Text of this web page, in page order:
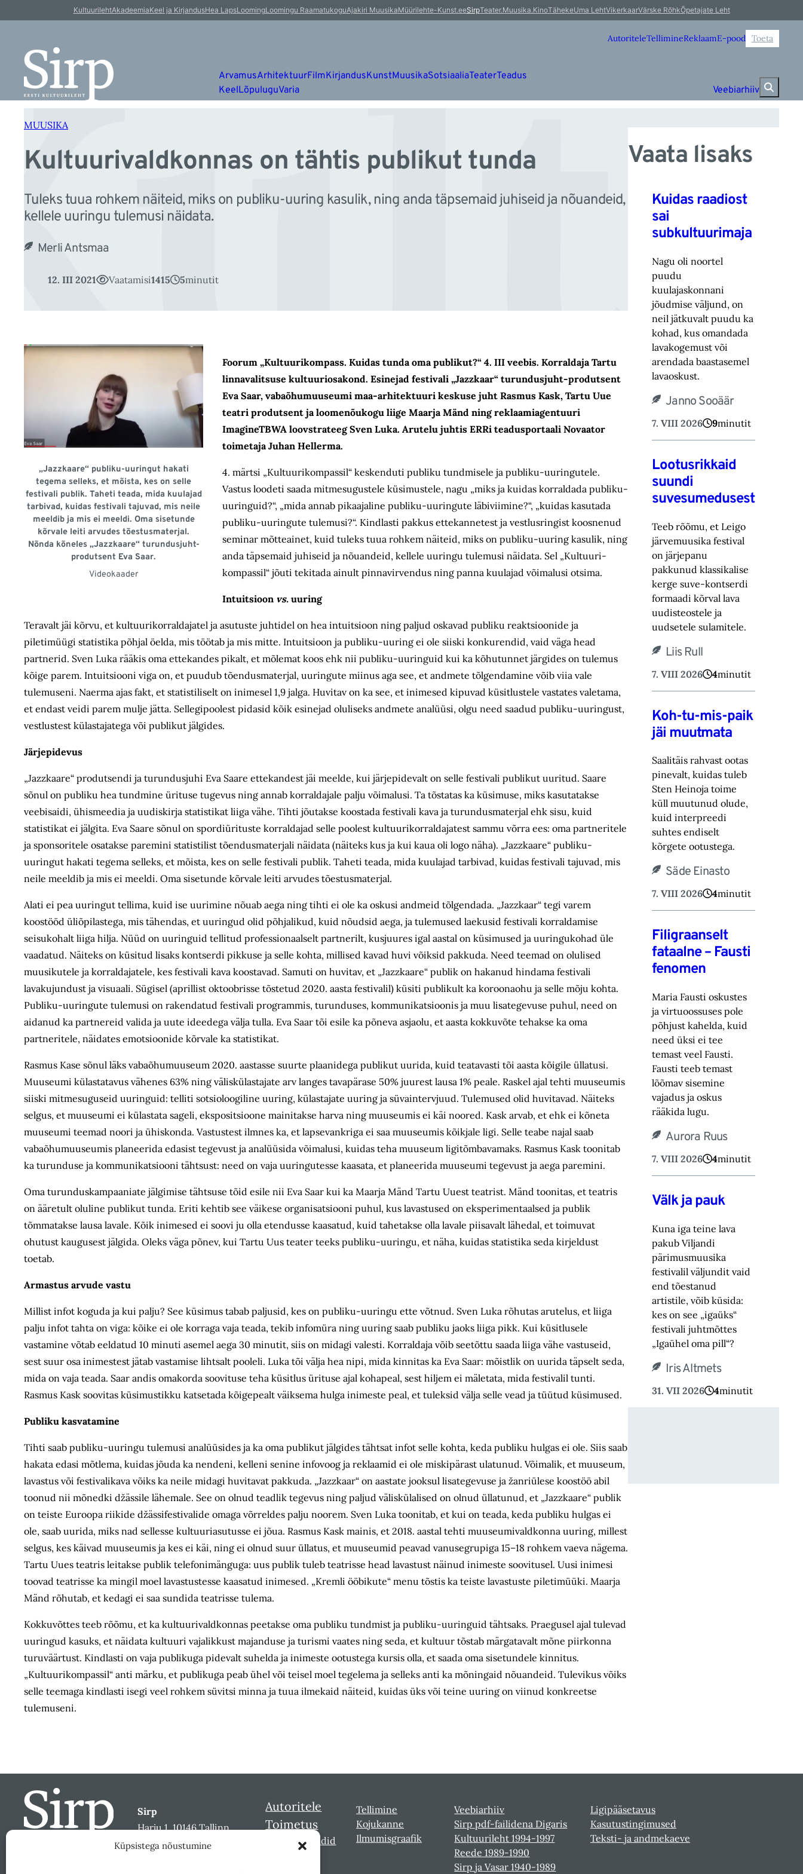
Küpsistega nõustumine
sisu
KultuurilehtAkadeemiaKeel ja KirjandusHea LapsLoomingLoomingu RaamatukoguAjakiri MuusikaMüürilehte-Kunst.eeSirpTeater.Muusika.KinoTähekeUma LehtVikerkaarVärske RõhkÕpetajate Leht
AutoriteleTellimineReklaamE-pood Toeta
ArvamusArhitektuurFilmKirjandusKunstMuusikaSotsiaaliaTeaterTeadus
KeelLõpuluguVaria Veebiarhiiv
MUUSIKA
Kultuurivaldkonnas on tähtis publikut tunda
Tuleks tuua rohkem näiteid, miks on publiku-uuring kasulik, ning anda täpsemaid juhiseid ja nõuandeid,
kellele uuringu tulemusi näidata.
Merli Antsmaa
12. III 2021 Vaatamisi1415 5minutit
„Jazzkaare“ publiku-uuringut hakati
tegema selleks, et mõista, kes on selle
festivali publik. Taheti teada, mida kuulajad
tarbivad, kuidas festivali tajuvad, mis neile
meeldib ja mis ei meeldi. Oma sisetunde
kõrvale leiti arvudes tõestusmaterjal.
Nõnda kõneles „Jazzkaare“ turundusjuht-
produtsent Eva Saar.
Videokaader
Foorum „Kultuurikompass. Kuidas tunda oma publikut?“ 4. III veebis. Korraldaja Tartu
linnavalitsuse kultuuriosakond. Esinejad festivali „Jazzkaar“ turundusjuht-produtsent
Eva Saar, vabaõhumuuseumi maa-arhitektuuri keskuse juht Rasmus Kask, Tartu Uue
teatri produtsent ja loomenõukogu liige Maarja Mänd ning reklaamiagentuuri
ImagineTBWA loovstrateeg Sven Luka. Arutelu juhtis ERRi teadusportaali Novaator
toimetaja Juhan Hellerma.
4. märtsi „Kultuurikompassil“ keskenduti publiku tundmisele ja publiku-uuringutele.
Vastus loodeti saada mitmesugustele küsimustele, nagu „miks ja kuidas korraldada publiku-
uuringuid?“, „mida annab pikaajaline publiku-uuringute läbiviimine?“, „kuidas kasutada
publiku-uuringute tulemusi?“. Kindlasti pakkus ettekannetest ja vestlusringist koosnenud
seminar mõtteainet, kuid tuleks tuua rohkem näiteid, miks on publiku-uuring kasulik, ning
anda täpsemaid juhiseid ja nõuandeid, kellele uuringu tulemusi näidata. Sel „Kultuuri­
kompassil“ jõuti tekitada ainult pinnavirvendus ning panna kuulajad võimalusi otsima.
Intuitsioon vs. uuring
Teravalt jäi kõrvu, et kultuurikorraldajatel ja asutuste juhtidel on hea intuitsioon ning paljud oskavad publiku reaktsioonide ja
piletimüügi statistika põhjal öelda, mis töötab ja mis mitte. Intuitsioon ja publiku-uuring ei ole siiski konkurendid, vaid väga head
partnerid. Sven Luka rääkis oma ettekandes pikalt, et mõlemat koos ehk nii publiku-uuringuid kui ka kõhutunnet järgides on tulemus
kõige parem. Intuitsiooni viga on, et puudub tõendusmaterjal, uuringute miinus aga see, et andmete tõlgendamine võib viia vale
tulemuseni. Naerma ajas fakt, et statistiliselt on inimesel 1,9 jalga. Huvitav on ka see, et inimesed kipuvad küsitlustele vastates valetama,
et endast veidi parem mulje jätta. Sellegi­poolest pidasid kõik esinejad oluliseks andmete analüüsi, olgu need saadud publiku-uuringust,
vestlustest külastajatega või publikut jälgides.
Järjepidevus
„Jazzkaare“ produtsendi ja turundusjuhi Eva Saare ettekandest jäi meelde, kui järjepidevalt on selle festivali publikut uuritud. Saare
sõnul on publiku hea tundmine ürituse tugevus ning annab korraldajale palju võimalusi. Ta tõstatas ka küsimuse, miks kasutatakse
veebisaidi, ühismeedia ja uudiskirja statistikat liiga vähe. Tihti jõutakse koostada festivali kava ja turundusmaterjal ehk sisu, kuid
statistikat ei jälgita. Eva Saare sõnul on spordiürituste korraldajad selle poolest kultuurikorraldajatest sammu võrra ees: oma partneritele
ja sponsoritele osatakse paremini statistilist tõendusmaterjali näidata (näiteks kus ja kui kaua oli logo näha). „Jazzkaare“ publiku-
uuringut hakati tegema selleks, et mõista, kes on selle festivali publik. Taheti teada, mida kuulajad tarbivad, kuidas festivali tajuvad, mis
neile meeldib ja mis ei meeldi. Oma sisetunde kõrvale leiti arvudes tõestusmaterjal.
Alati ei pea uuringut tellima, kuid ise uurimine nõuab aega ning tihti ei ole ka oskusi andmeid tõlgendada. „Jazzkaar“ tegi varem
koostööd üliõpilastega, mis tähendas, et uuringud olid põhjalikud, kuid nõudsid aega, ja tulemused laekusid festivali korraldamise
seisukohalt liiga hilja. Nüüd on uuringuid tellitud professionaalselt partnerilt, kusjuures igal aastal on küsimused ja uuringu­kohad üle
vaadatud. Näiteks on küsitud lisaks kontserdi pikkuse ja selle kohta, millised kavad huvi võiksid pakkuda. Need teemad on olulised
muusikutele ja korraldajatele, kes festivali kava koostavad. Samuti on huvitav, et „Jazzkaare“ publik on hakanud hindama festivali
lavakujundust ja visuaali. Sügisel (aprillist oktoobrisse tõstetud 2020. aasta festivalil) küsiti publikult ka koroonaohu ja selle mõju kohta.
Publiku-uuringute tulemusi on rakendatud festivali programmis, turunduses, kommunikatsioonis ja muu lisategevuse puhul, need on
aidanud ka partnereid valida ja uute ideedega välja tulla. Eva Saar tõi esile ka põneva asjaolu, et aasta kokkuvõte tehakse ka oma
partneritele, näidates emotsioonide kõrvale ka statistikat.
Rasmus Kase sõnul läks vabaõhumuuseum 2020. aastasse suurte plaanidega publikut uurida, kuid teatavasti tõi aasta kõigile üllatusi.
Muuseumi külastatavus vähenes 63% ning väliskülastajate arv langes tavapärase 50% juurest lausa 1% peale. Raskel ajal tehti muuseumis
siiski mitmesuguseid uuringuid: telliti sotsioloogiline uuring, külastajate uuring ja süvaintervjuud. Tulemused olid huvitavad. Näiteks
selgus, et muuseumi ei külastata sageli, ekspositsioone mainitakse harva ning muuseumis ei käi noored. Kask arvab, et ehk ei kõneta
muuseumi teemad noori ja ühiskonda. Vastustest ilmnes ka, et lapsevankriga ei saa muuseumis kõikjale ligi. Selle teabe najal saab
vabaõhumuuseumis planeerida edasist tegevust ja analüüsida võimalusi, kuidas teha muuseum ligitõmbavamaks. Rasmus Kask toonitab
ka turunduse ja kommunikatsiooni tähtsust: need on vaja uuringutesse kaasata, et planeerida muuseumi tegevust ja aega paremini.
Oma turunduskampaaniate jälgimise tähtsuse tõid esile nii Eva Saar kui ka Maarja Mänd Tartu Uuest teatrist. Mänd toonitas, et teatris
on ääretult oluline publikut tunda. Eriti kehtib see väikese organisatsiooni puhul, kus lavastused on eksperimentaalsed ja publik
tõmmatakse lausa lavale. Kõik inimesed ei soovi ju olla etendusse kaasatud, kuid tahetakse olla lavale piisavalt lähedal, et toimuvat
ohutust kaugusest jälgida. Oleks väga põnev, kui Tartu Uus teater teeks publiku-uuringu, et näha, kuidas statistika seda kirjeldust
toetab.
Armastus arvude vastu
Millist infot koguda ja kui palju? See küsimus tabab paljusid, kes on publiku-uuringu ette võtnud. Sven Luka rõhutas arutelus, et liiga
palju infot tahta on viga: kõike ei ole korraga vaja teada, tekib infomüra ning uuring saab publiku jaoks liiga pikk. Kui küsitlusele
vastamine võtab eeldatud 10 minuti asemel aega 30 minutit, siis on midagi valesti. Korraldaja võib seetõttu saada liiga vähe vastuseid,
sest suur osa inimestest jätab vastamise lihtsalt pooleli. Luka tõi välja hea nipi, mida kinnitas ka Eva Saar: mõistlik on uurida täpselt seda,
mida on vaja teada. Saar andis omakorda soovituse teha küsitlus ürituse ajal kohapeal, sest hiljem ei mäletata, mida festivalil tunti.
Rasmus Kask soovitas küsimustikku katsetada kõigepealt väiksema hulga inimeste peal, et tuleksid välja selle vead ja tüütud küsimused.
Publiku kasvatamine
Tihti saab publiku-uuringu tulemusi analüüsides ja ka oma publikut jälgides tähtsat infot selle kohta, keda publiku hulgas ei ole. Siis saab
hakata edasi mõtlema, kuidas jõuda ka nendeni, kelleni senine infovoog ja reklaamid ei ole miskipärast ulatunud. Võimalik, et muuseum,
lavastus või festivalikava võiks ka neile midagi huvitavat pakkuda. „Jazzkaar“ on aastate jooksul lisategevuse ja žanriülese koostöö abil
toonud nii mõnedki džässile lähemale. See on olnud teadlik tegevus ning paljud väliskülalised on olnud üllatunud, et „Jazzkaare“ publik
on teiste Euroopa riikide džässifestivalide omaga võrreldes palju noorem. Sven Luka toonitab, et kui on teada, keda publiku hulgas ei
ole, saab uurida, miks nad sellesse kultuuriasutusse ei jõua. Rasmus Kask mainis, et 2018. aastal tehti muuseumivaldkonna uuring, millest
selgus, kes käivad muuseumis ja kes ei käi, ning ei olnud suur üllatus, et muuseumid peavad vanusegrupiga 15–18 rohkem vaeva nägema.
Tartu Uues teatris leitakse publik telefonimänguga: uus publik tuleb teatrisse head lavastust näinud inimeste soovitusel. Uusi inimesi
toovad teatrisse ka mingil moel lavastustesse kaasatud inimesed. „Kremli ööbikute“ menu tõstis ka teiste lavastuste piletimüüki. Maarja
Mänd rõhutab, et kedagi ei saa sundida teatrisse tulema.
Kokkuvõttes teeb rõõmu, et ka kultuurivaldkonnas peetakse oma publiku tundmist ja publiku-uuringuid tähtsaks. Praegusel ajal tulevad
uuringud kasuks, et näidata kultuuri vajalikkust majanduse ja turismi vaates ning seda, et kultuur tõstab märgatavalt mõne piirkonna
turuväärtust. Kindlasti on vaja publikuga pidevalt suhelda ja inimeste ootustega kursis olla, et saada oma sisetundele kinnitus.
„Kultuurikompassil“ anti märku, et publikuga peab ühel või teisel moel tegelema ja selleks anti ka mõningaid nõuandeid. Tulevikus võiks
selle teemaga kindlasti isegi veel rohkem süvitsi minna ja tuua ilmekaid näiteid, kuidas üks või teine uuring on viinud konkreetse
tulemuseni.
Vaata lisaks
Kuidas raadiost
sai
subkultuurimaja
Nagu oli noortel
puudu
kuulajaskonnani
jõudmise väljund, on
neil jätkuvalt puudu ka
kohad, ‎kus omandada
lavakogemust või
arendada baastasemel
lavaoskust.‎
Janno Sooäär
7. VIII 2026 9minutit
Lootusrikkaid
suundi
suvesumedusest
Teeb rõõmu, et Leigo
järvemuusika festival
on järjepanu
pakkunud klassikalise
kerge suve-‎kontserdi
formaadi kõrval lava
uudisteostele ja
uudsetele sulamitele.‎
Liis Rull
7. VIII 2026 4minutit
Koh-tu-mis-paik
jäi muutmata
Saalitäis rahvast ootas
pinevalt, kuidas tuleb
Sten Heinoja toime
küll muutunud olude,
kuid ‎interpreedi
suhtes endiselt
kõrgete ootustega.‎
Säde Einasto
7. VIII 2026 4minutit
Filigraanselt
fataalne – Fausti
fenomen
Maria Fausti oskustes
ja virtuoossuses pole
põhjust kahelda, kuid
need üksi ei tee
temast ‎veel Fausti.
Fausti teeb temast
lõõmav sisemine
vajadus ja oskus
rääkida lugu.‎
Aurora Ruus
7. VIII 2026 4minutit
Välk ja pauk
Kuna iga teine lava
pakub Viljandi
pärimusmuusika
festivalil väljundit vaid
end tõestanud
artistile, võib küsida:
kes on see „igaüks“
festivali juhtmõttes
„Igaühel oma pill“?
Iris Altmets
31. VII 2026 4minutit
Sirp
Harju 1, 10146 Tallinn
sirp@sirp.ee
Autoritele
Toimetus
Sirbi laureaadid
Tellimine
Kojukanne
Ilmumisgraafik
Veebiarhiiv
Sirp pdf-failidena Digaris
Kultuurileht 1994-1997
Reede 1989-1990
Sirp ja Vasar 1940-1989
Ligipääsetavus
Kasutustingimused
Teksti- ja andmekaeve